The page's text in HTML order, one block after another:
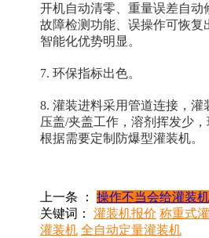
开机自动清零、重量误差自动
故障检测功能、误操作可恢复
智能化优势明显。
7. 环保指标出色。
8. 灌装进料采用管道连接，灌
压盖/夹盖工作，溶剂挥发少
根据需要定制防爆型灌装机。
上一条 ：
操作不当会给灌装
关键词： 灌装机报价 称重式
灌装机 全自动定量灌装机